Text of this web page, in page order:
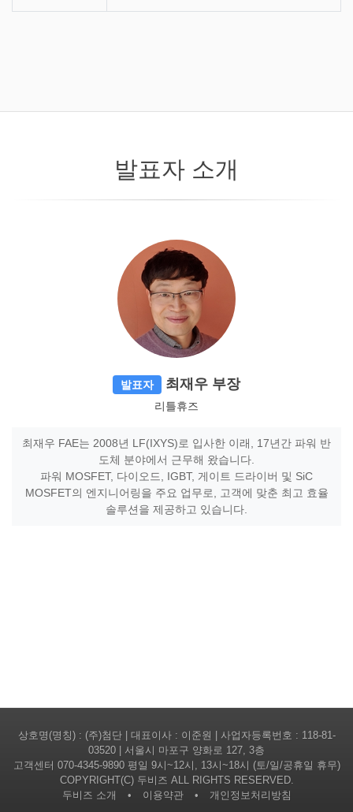
발표자 소개
발표자 최재우 부장
리틀휴즈
최재우 FAE는 2008년 LF(IXYS)로 입사한 이래, 17년간 파워 반
도체 분야에서 근무해 왔습니다.
파워 MOSFET, 다이오드, IGBT, 게이트 드라이버 및 SiC
MOSFET의 엔지니어링을 주요 업무로, 고객에 맞춘 최고 효율
솔루션을 제공하고 있습니다.
상호명(명칭) : (주)첨단 | 대표이사 : 이준원 | 사업자등록번호 : 118-81-
03520 | 서울시 마포구 양화로 127, 3층
고객센터 070-4345-9890평일 9시~12시, 13시~18시 (토/일/공휴일 휴무)
COPYRIGHT(C) 두비즈 ALL RIGHTS RESERVED.
두비즈 소개
• 이용약관 • 개인정보처리방침